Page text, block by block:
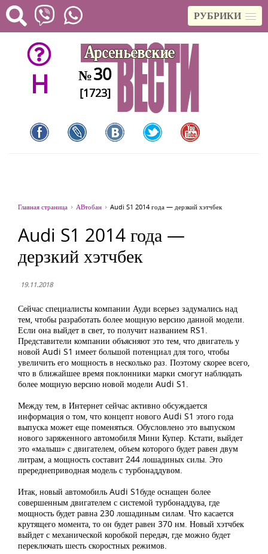
РУБРИКИ
H №30
[1723]
Главная страница АВтобан Audi S1 2014 года — дерзкий хэтчбек
Audi S1 2014 года —
дерзкий хэтчбек
19.11.2018
Сейчас специалисты компании Ауди всерьез задумались над
тем, чтобы разработать более мощную версию данной модели.
Если она выйдет в свет, то получит названием RS1.
Представители компании объясняют это тем, что двигатель у
новой Audi S1 имеет большой потенциал для того, чтобы
увеличить его мощность в несколько раз. Поэтому скорее всего,
что в ближайшее время поклонники марки смогут наблюдать
более мощную версию новой модели Audi S1.
Между тем, в Интернет сейчас активно обсуждается
информация о том, что концепт нового Audi S1 этого года
выпуска может еще поменяться. Обусловлено это выпуском
нового заряженного автомобиля Мини Купер. Кстати, выйдет
это «малыш» с двигателем, объем которого будет равен двум
литрам, а мощность составит 244 лошадиных силы. Это
пререднеприводная модель с турбонаддувом.
Итак, новый автомобиль Audi S1буде оснащен более
совершенным двигателем с системой турбонаддува, где
мощность будет равна 230 лошадиным силам. Что касается
крутящего момента, то он будет равен 370 нм. Новый хэтчбек
выйдет с механической коробкой передач, где можно будет
переключать шесть скоростных режимов.